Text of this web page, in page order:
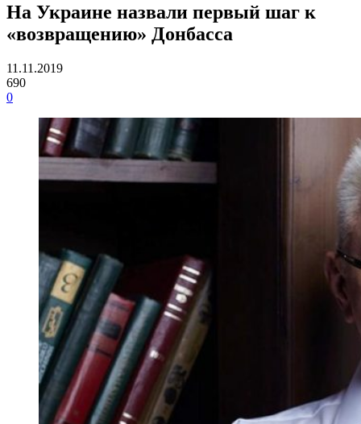
На Украине назвали первый шаг к
«возвращению» Донбасса
11.11.2019
690
0